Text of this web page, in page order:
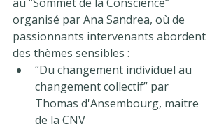
organisé par Ana Sandrea, où de
passionnants intervenants abordent
des thèmes sensibles :
“Du changement individuel au
changement collectif” par
Thomas d'Ansembourg, maitre
de la CNV